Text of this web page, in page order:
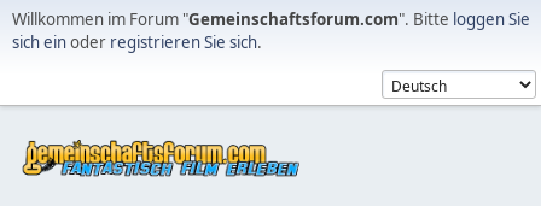
Willkommen im Forum "Gemeinschaftsforum.com". Bitte loggen Sie
sich einoder registrieren Sie sich.